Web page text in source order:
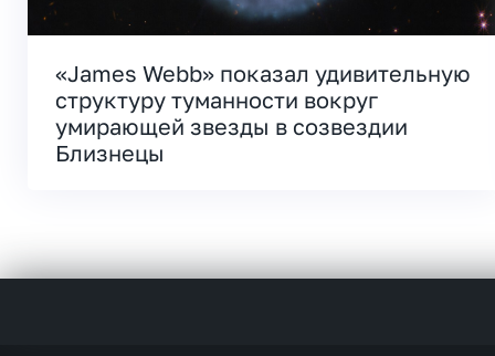
«James Webb» показал удивительную
структуру туманности вокруг
умирающей звезды в созвездии
Близнецы